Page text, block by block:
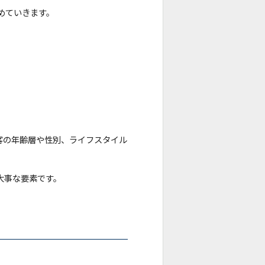
いきます。
年齢層や性別、ライフスタイル
な要素です。